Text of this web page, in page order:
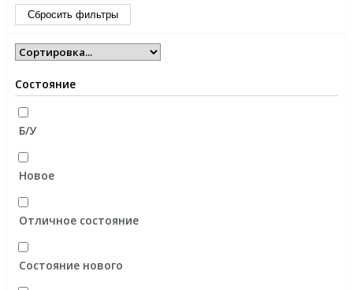
Сбросить фильтры
Состояние
Б/У
Новое
Отличное состояние
Состояние нового